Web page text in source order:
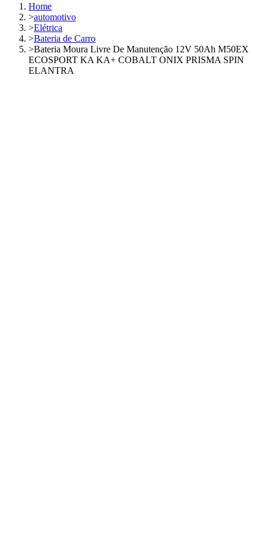
Home
>automotivo
>Elétrica
>Bateria de Carro
>Bateria Moura Livre De Manutenção 12V 50Ah M50EX
ECOSPORT KA KA+ COBALT ONIX PRISMA SPIN
ELANTRA